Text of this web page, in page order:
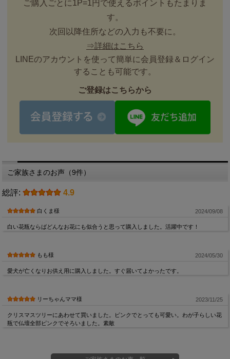
ご購入ごとに1P=1円で使えるポイントもたまりま
す。
次回以降住所などの入力も不要に。
⇒詳細はこちら
LINEのアカウントを使って簡単に会員登録＆ログイン
することも可能です。
ご登録はこちらから
ご家族さまのお声（9件）
総評: 4.9
白くま様 2024/09/08
白い花瓶ならばどんなお花にも似合うと思って購入しました。活躍中です！
もも様 2024/05/30
愛犬が亡くなりお供え用に購入しました。すぐ届いてよかったです。
リーちゃんママ様 2023/11/25
クリスマスツリーにあわせて買いました。ピンクでとっても可愛い。わが子らしい花
瓶で仏壇全部ピンクでそろいました。素敵